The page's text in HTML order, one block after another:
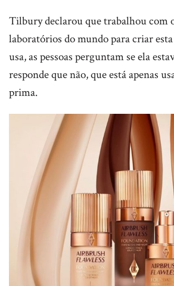
Tilbury declarou que trabalhou com
laboratórios do mundo para criar
usa, as pessoas perguntam se ela
responde que não, que está apenas
prima.